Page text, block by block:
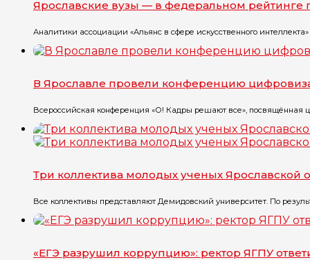
Ярославские вузы — в федеральном
Аналитики ассоциации «Альянс в сфере искусственного
В Ярославле провели конференцию
Всероссийская конференция «О! Кадры решают все», посвящённая
Три коллектива молодых ученых
Все коллективы представляют Демидовский университет. По
«ЕГЭ разрушил коррупцию»: ректор ЯГПУ